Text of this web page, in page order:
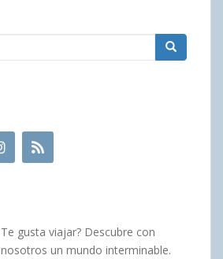
Te gusta viajar? Descubre con
nosotros un mundo interminable.